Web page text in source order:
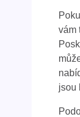
vám
jsou